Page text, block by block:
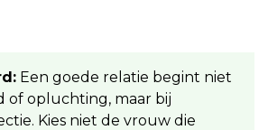
Een goede relatie begint niet
of opluchting, maar bij
Kies niet de vrouw die